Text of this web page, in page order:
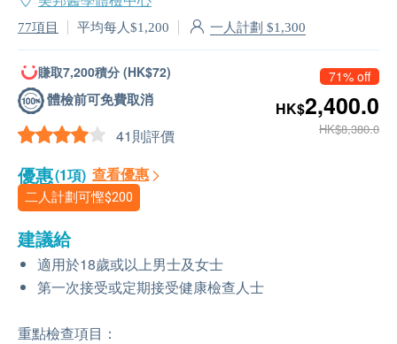
77項目 平均每人$1,200 一人計劃 $1,300
賺取7,200積分 (HK$72)
體檢前可免費取消
41則評價
71% off
HK$2,400.0
HK$8,380.0
優惠(1項) 查看優惠
二人計劃可慳$200
建議給
適用於18歲或以上男士及女士
第一次接受或定期接受健康檢查人士
重點檢查項目：